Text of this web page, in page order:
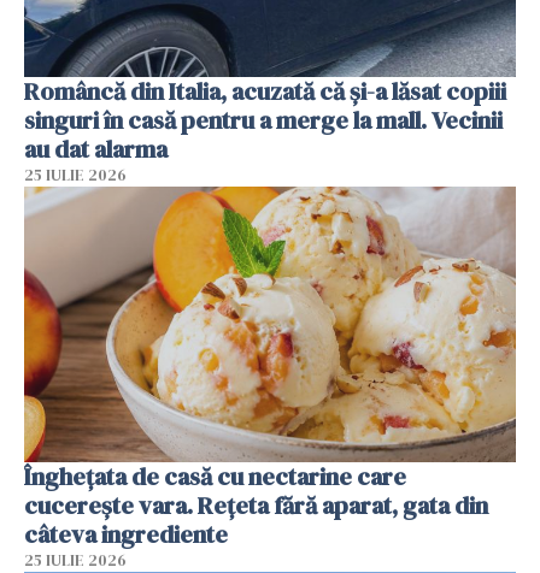
Româncă din Italia, acuzată că și-a lăsat copiii
singuri în casă pentru a merge la mall. Vecinii
au dat alarma
25 IULIE 2026
Înghețata de casă cu nectarine care
cucerește vara. Rețeta fără aparat, gata din
câteva ingrediente
25 IULIE 2026